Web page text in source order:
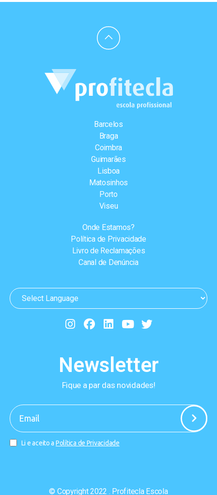
Barcelos
Braga
Coimbra
Guimarães
Lisboa
Matosinhos
Porto
Viseu
Onde Estamos?
Política de Privacidade
Livro de Reclamações
Canal de Denúncia
Newsletter
Fique a par das novidades!
Li e aceito a Política de Privacidade
-
© Copyright 2022 . Profitecla Escola